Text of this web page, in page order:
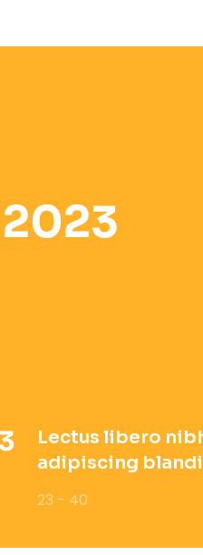
2023
Lectus libero
adipiscing
23 - 40